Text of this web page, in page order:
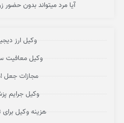
آیا مرد میتواند بدون حضور
وکیل ارز
وکیل معافیت
مجازات جعل
وکیل جرایم
هزینه وکیل